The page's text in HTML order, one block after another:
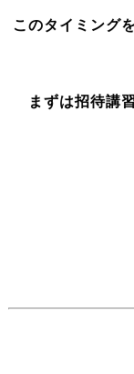
このタイミング
まずは招待講